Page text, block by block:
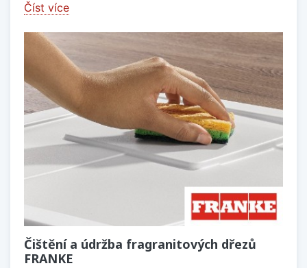
Číst více
Čištění a údržba fragranitových dřezů
FRANKE